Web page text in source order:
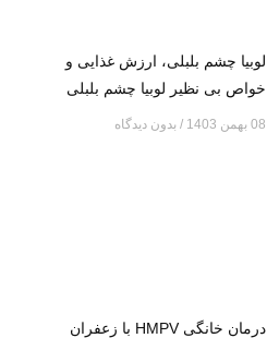
لوبیا چشم بلبلی، ارزش غذایی و
خواص بی نظیر لوبیا چشم بلبلی
08 بهمن 1403 بدون دیدگاه
درمان خانگی HMPV با زعفران